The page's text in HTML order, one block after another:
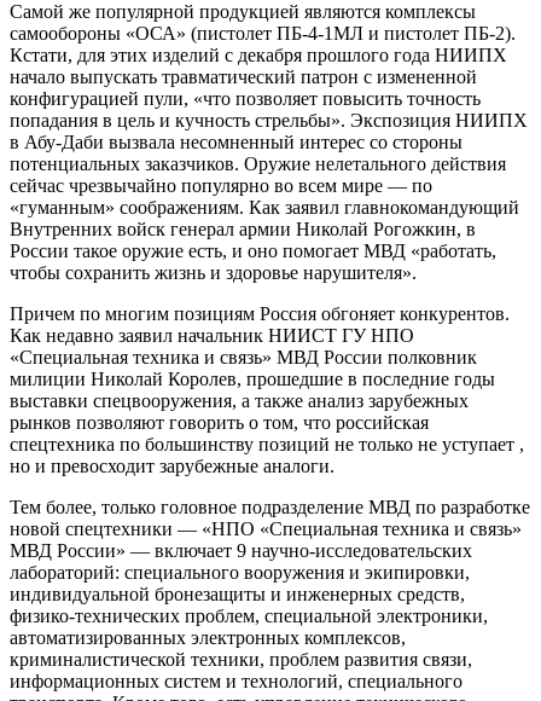
Самой же популярной продукцией являются комплексы
самообороны «ОСА» (пистолет ПБ-4-1МЛ и пистолет ПБ-2).
Кстати, для этих изделий с декабря прошлого года НИИПХ
начало выпускать травматический патрон с измененной
конфигурацией пули, «что позволяет повысить точность
попадания в цель и кучность стрельбы». Экспозиция НИИПХ
в Абу-Даби вызвала несомненный интерес со стороны
потенциальных заказчиков. Оружие нелетального действия
сейчас чрезвычайно популярно во всем мире — по
«гуманным» соображениям. Как заявил главнокомандующий
Внутренних войск генерал армии Николай Рогожкин, в
России такое оружие есть, и оно помогает МВД «работать,
чтобы сохранить жизнь и здоровье нарушителя».
Причем по многим позициям Россия обгоняет конкурентов.
Как недавно заявил начальник НИИСТ ГУ НПО
«Специальная техника и связь» МВД России полковник
милиции Николай Королев, прошедшие в последние годы
выставки спецвооружения, а также анализ зарубежных
рынков позволяют говорить о том, что российская
спецтехника по большинству позиций не только не уступает ,
но и превосходит зарубежные аналоги.
Тем более, только головное подразделение МВД по разработке
новой спецтехники — «НПО «Специальная техника и связь»
МВД России» — включает 9 научно-исследовательских
лабораторий: специального вооружения и экипировки,
индивидуальной бронезащиты и инженерных средств,
физико-технических проблем, специальной электроники,
автоматизированных электронных комплексов,
криминалистической техники, проблем развития связи,
информационных систем и технологий, специального